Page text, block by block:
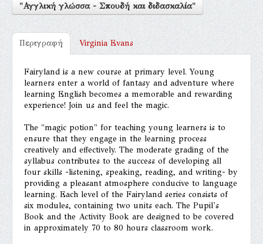
"Αγγλική γλώσσα - Σπουδή και διδασκαλία"
Περιγραφή Virginia Evans
Fairyland is a new course at primary level. Young
learners enter a world of fantasy and adventure where
learning English becomes a memorable and rewarding
experience! Join us and feel the magic.
The "magic potion" for teaching young learners is to
ensure that they engage in the learning process
creatively and effectively. The moderate grading of the
syllabus contributes to the success of developing all
four skills -listening, speaking, reading, and writing- by
providing a pleasant atmosphere conducive to language
learning. Each level of the Fairyland series consists of
six modules, containing two units each. The Pupil's
Book and the Activity Book are designed to be covered
in approximately 70 to 80 hours classroom work.